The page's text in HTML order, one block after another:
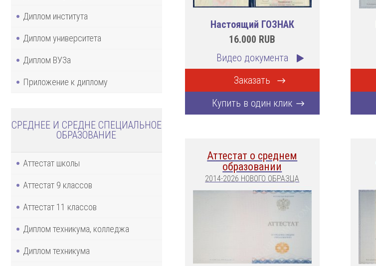
Диплом института
Диплом университета
Диплом ВУЗа
Приложение к диплому
СРЕДНЕЕ И СРЕДНЕ СПЕЦИАЛЬНОЕ
ОБРАЗОВАНИЕ
Аттестат школы
Аттестат 9 классов
Аттестат 11 классов
Диплом техникума, колледжа
Диплом техникума
Настоящий ГОЗНАК
16.000 RUB
Видео документа
Заказать
Купить в один клик
Аттестат о среднем
образовании
2014-2026 НОВОГО ОБРАЗЦА